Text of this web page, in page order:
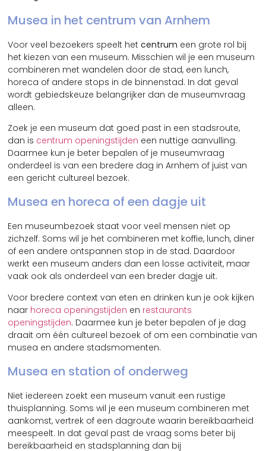
Musea in het centrum van Arnhem
Voor veel bezoekers speelt hetcentrum een grote rol bij
het kiezen van een museum. Misschien wil je een museum
combineren met wandelen door de stad, een lunch,
horeca of andere stops in de binnenstad. In dat geval
wordt gebiedskeuze belangrijker dan de museumvraag
alleen.
Zoek je een museum dat goed past in een stadsroute,
dan is centrum openingstijden een nuttige aanvulling.
Daarmee kun je beter bepalen of je museumvraag
onderdeel is van een bredere dag in Arnhem of juist van
een gericht cultureel bezoek.
Musea en horeca of een dagje uit
Een museumbezoek staat voor veel mensen niet op
zichzelf. Soms wil je het combineren met koffie, lunch, diner
of een andere ontspannen stop in de stad. Daardoor
werkt een museum anders dan een losse activiteit, maar
vaak ook als onderdeel van een breder dagje uit.
Voor bredere context van eten en drinken kun je ook kijken
naar horeca openingstijden en restaurants
openingstijden. Daarmee kun je beter bepalen of je dag
draait om één cultureel bezoek of om een combinatie van
musea en andere stadsmomenten.
Musea en station of onderweg
Niet iedereen zoekt een museum vanuit een rustige
thuisplanning. Soms wil je een museum combineren met
aankomst, vertrek of een dagroute waarin bereikbaarheid
meespeelt. In dat geval past de vraag soms beter bij
bereikbaarheid en stadsplanning dan bij